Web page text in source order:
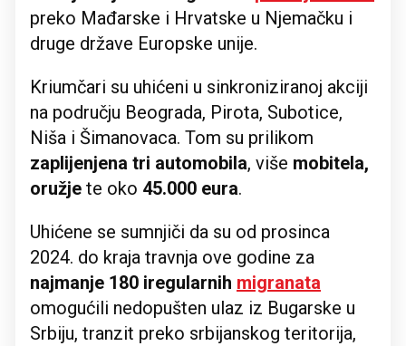
preko Mađarske i Hrvatske u Njemačku i
druge države Europske unije.
Kriumčari su uhićeni u sinkroniziranoj akciji
na području Beograda, Pirota, Subotice,
Niša i Šimanovaca. Tom su prilikom
zaplijenjena tri automobila, više mobitela,
oružje te oko 45.000 eura.
Uhićene se sumnjiči da su od prosinca
2024. do kraja travnja ove godine za
najmanje 180 iregularnih migranata
omogućili nedopušten ulaz iz Bugarske u
Srbiju, tranzit preko srbijanskog teritorija,